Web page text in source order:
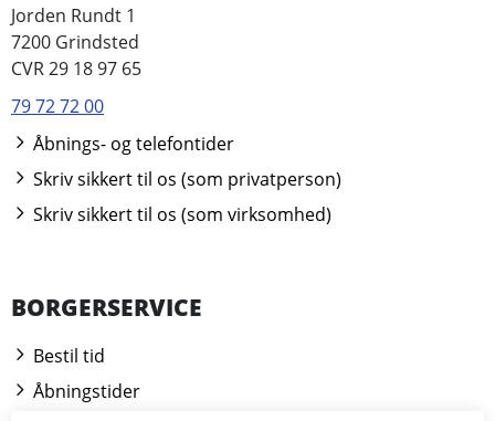
Jorden Rundt 1
7200 Grindsted
CVR 29 18 97 65
79 72 72 00
Åbnings- og telefontider
Skriv sikkert til os (som privatperson)
Skriv sikkert til os (som virksomhed)
BORGERSERVICE
Bestil tid
Åbningstider